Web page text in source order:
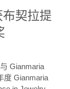
契拉提
Gianmaria
度 Gianmaria